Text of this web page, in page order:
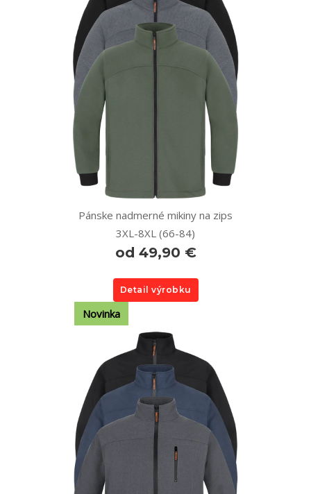
Pánske nadmerné mikiny na zips
3XL-8XL (66-84)
od 49,90 €
Detail výrobku
Novinka